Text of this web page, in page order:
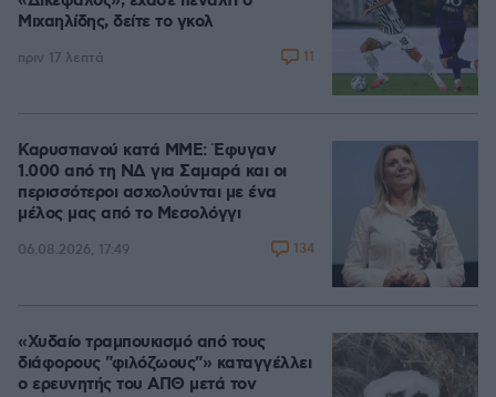
Μιχαηλίδης, δείτε το γκολ
πριν 17 λεπτά 11
Καρυστιανού κατά ΜΜΕ: Έφυγαν
1.000 από τη ΝΔ για Σαμαρά και οι
περισσότεροι ασχολούνται με ένα
μέλος μας από το Μεσολόγγι
06.08.2026, 17:49 134
«Χυδαίο τραμπουκισμό από τους
διάφορους "φιλόζωους"» καταγγέλλει
ο ερευνητής του ΑΠΘ μετά τον